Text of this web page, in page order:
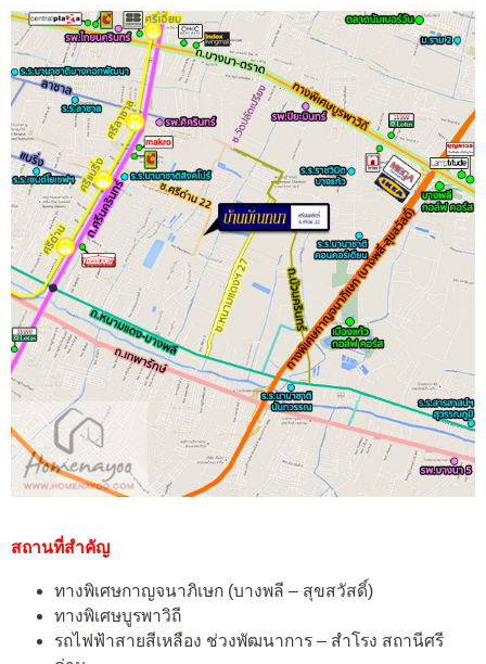
สถานที่สำคัญ
ทางพิเศษกาญจนาภิเษก (บางพลี – สุขสวัสดิ์)
ทางพิเศษบูรพาวิถี
รถไฟฟ้าสายสีเหลือง ช่วงพัฒนาการ – สำโรง สถานีศรี